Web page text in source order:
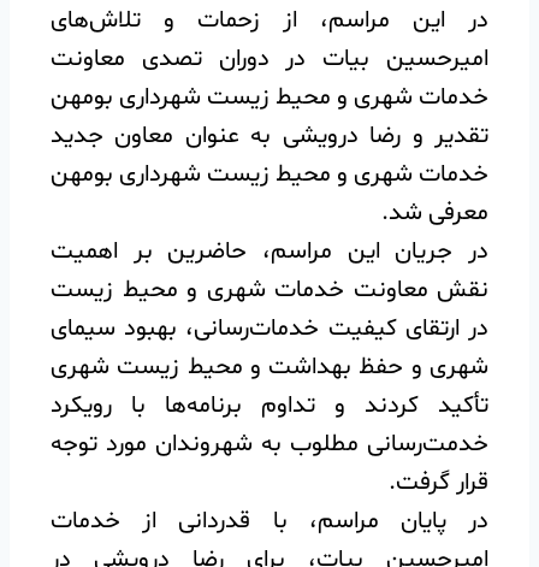
در این مراسم، از زحمات و تلاش‌های
امیرحسین بیات در دوران تصدی معاونت
خدمات شهری و محیط زیست شهرداری بومهن
تقدیر و رضا درویشی به عنوان معاون جدید
خدمات شهری و محیط زیست شهرداری بومهن
معرفی شد.
در جریان این مراسم، حاضرین بر اهمیت
نقش معاونت خدمات شهری و محیط زیست
در ارتقای کیفیت خدمات‌رسانی، بهبود سیمای
شهری و حفظ بهداشت و محیط زیست شهری
تأکید کردند و تداوم برنامه‌ها با رویکرد
خدمت‌رسانی مطلوب به شهروندان مورد توجه
قرار گرفت.
در پایان مراسم، با قدردانی از خدمات
امیرحسین بیات، برای رضا درویشی در